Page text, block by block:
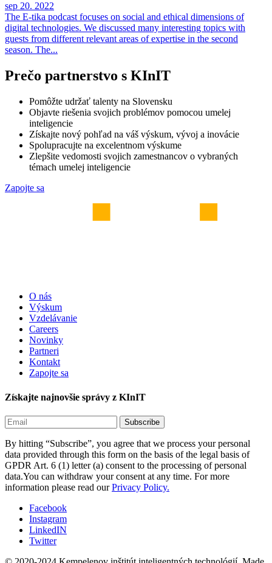
sep 20. 2022
The E-tika podcast focuses on social and ethical dimensions of
digital technologies. We discussed many interesting topics with
guests from different relevant areas of expertise in the second
season. The...
Prečo partnerstvo s KInIT
Pomôžte udržať talenty na Slovensku
Objavte riešenia svojich problémov pomocou umelej
inteligencie
Získajte nový pohľad na váš výskum, vývoj a inovácie
Spolupracujte na excelentnom výskume
Zlepšite vedomosti svojich zamestnancov o vybraných
témach umelej inteligencie
Zapojte sa
O nás
Výskum
Vzdelávanie
Careers
Novinky
Partneri
Kontakt
Zapojte sa
Získajte najnovšie správy z KInIT
By hitting “Subscribe”, you agree that we process your personal
data provided through this form on the basis of the legal basis of
GPDR Art. 6 (1) letter (a) consent to the processing of personal
data.You can withdraw your consent at any time. For more
information please read ourPrivacy Policy.
Facebook
Instagram
LinkedIN
Twitter